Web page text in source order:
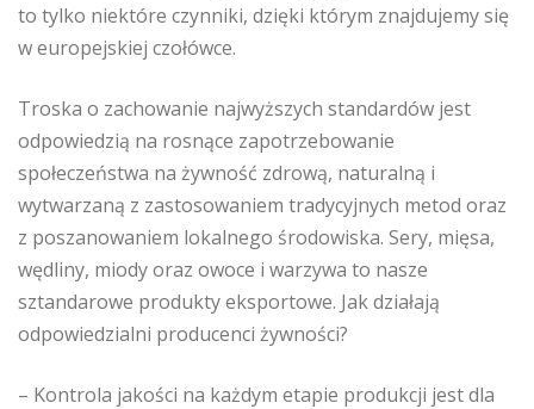
to tylko niektóre czynniki, dzięki którym znajdujemy się
w europejskiej czołówce.
Troska o zachowanie najwyższych standardów jest
odpowiedzią na rosnące zapotrzebowanie
społeczeństwa na żywność zdrową, naturalną i
wytwarzaną z zastosowaniem tradycyjnych metod oraz
z poszanowaniem lokalnego środowiska. Sery, mięsa,
wędliny, miody oraz owoce i warzywa to nasze
sztandarowe produkty eksportowe. Jak działają
odpowiedzialni producenci żywności?
– Kontrola jakości na każdym etapie produkcji jest dla